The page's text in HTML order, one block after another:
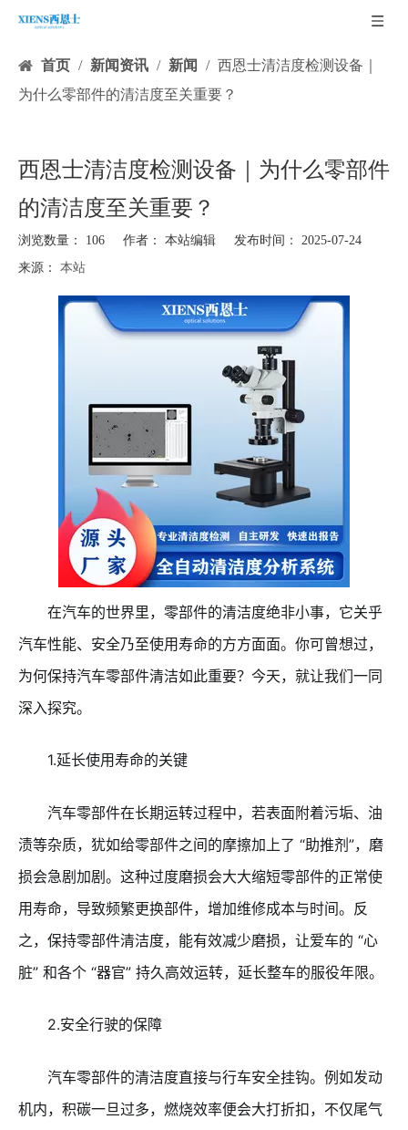
首页 / 新闻资讯 / 新闻 / 西恩士清洁度检测设备｜
为什么零部件的清洁度至关重要？
西恩士清洁度检测设备｜为什么零部件
的清洁度至关重要？
浏览数量： 106 作者： 本站编辑 发布时间： 2025-07-24
来源： 本站
在汽车的世界里，零部件的清洁度绝非小事，它关乎
汽车性能、安全乃至使用寿命的方方面面。你可曾想过，
为何保持汽车零部件清洁如此重要？今天，就让我们一同
深入探究。
1.延长使用寿命的关键
汽车零部件在长期运转过程中，若表面附着污垢、油
渍等杂质，犹如给零部件之间的摩擦加上了 “助推剂”，磨
损会急剧加剧。这种过度磨损会大大缩短零部件的正常使
用寿命，导致频繁更换部件，增加维修成本与时间。反
之，保持零部件清洁度，能有效减少磨损，让爱车的 “心
脏” 和各个 “器官” 持久高效运转，延长整车的服役年限。
2.安全行驶的保障
汽车零部件的清洁度直接与行车安全挂钩。例如发动
机内，积碳一旦过多，燃烧效率便会大打折扣，不仅尾气